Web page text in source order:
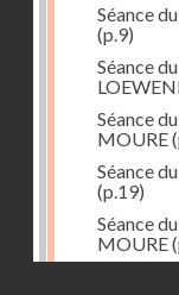
Séance
(p.9)
Séance
Séance
MOURE
Séance
(p.19)
Séance
MOURE